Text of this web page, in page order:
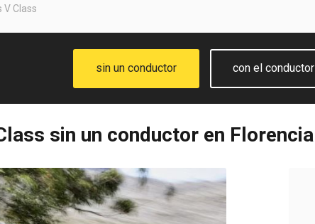
V Class
sin un conductor con el conductor
sin un conductor en Florencia